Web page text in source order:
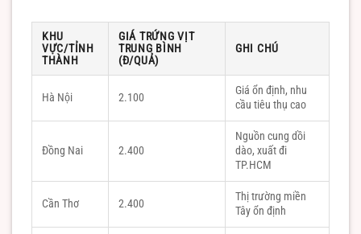
KHU
VỰC/TỈNH
THÀNH
GIÁ TRỨNG VỊT
TRUNG BÌNH
(Đ/QUẢ)
GHI CHÚ
Hà Nội 2.100
Giá ổn định, nhu
cầu tiêu thụ cao
Đồng Nai 2.400
Nguồn cung dồi
dào, xuất đi
TP.HCM
Cần Thơ 2.400
Thị trường miền
Tây ổn định